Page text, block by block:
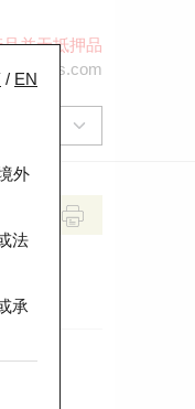
并无抵押品
/ EN
外
法
承